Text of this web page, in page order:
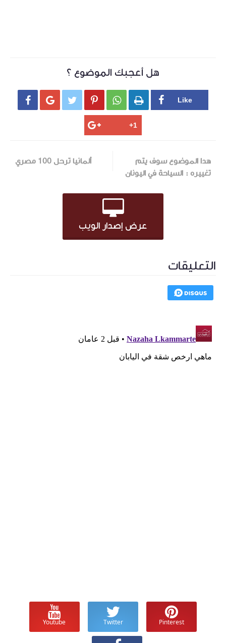
هل أعجبك الموضوع ؟
     
هدا الموضوع سوف يتم
تغييره : السياحة في اليونان
ألمانيا ترحل 100 مصري
عرض إصدار الويب
التعليقات
Pinterest
Twitter
Youtube